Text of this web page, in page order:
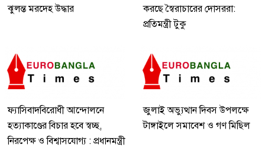
ঝুলন্ত মরদেহ উদ্ধার
করছে স্বৈরাচারের দোসররা:
প্রতিমন্ত্রী টুকু
ফ্যাসিবাদবিরোধী আন্দোলনে
হত্যাকাণ্ডের বিচার হবে স্বচ্ছ,
নিরপেক্ষ ও বিশ্বাসযোগ্য : প্রধানমন্ত্রী
জুলাই অভ্যুত্থান দিবস উপলক্ষে
টাঙ্গাইলে সমাবেশ ও গণ মিছিল